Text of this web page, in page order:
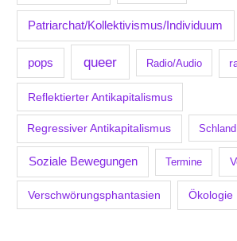
Patriarchat/Kollektivismus/Individuum
pops queer Radio/Audio
Reflektierter Antikapitalismus
Regressiver Antikapitalismus Schland
Soziale Bewegungen Termine
Verschwörungsphantasien Ökologie